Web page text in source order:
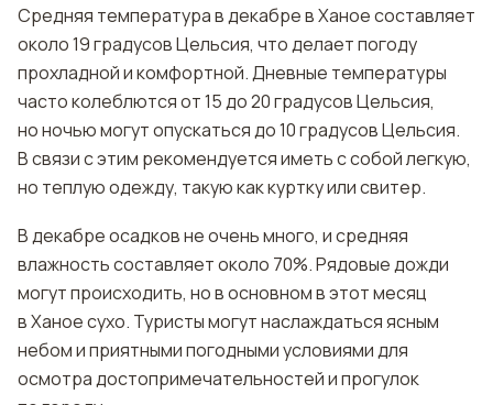
Средняя температура в декабре в Ханое составляет
около 19 градусов Цельсия, что делает погоду
прохладной и комфортной. Дневные температуры
часто колеблются от 15 до 20 градусов Цельсия,
но ночью могут опускаться до 10 градусов Цельсия.
В связи с этим рекомендуется иметь с собой легкую,
но теплую одежду, такую как куртку или свитер.
В декабре осадков не очень много, и средняя
влажность составляет около 70%. Рядовые дожди
могут происходить, но в основном в этот месяц
в Ханое сухо. Туристы могут наслаждаться ясным
небом и приятными погодными условиями для
осмотра достопримечательностей и прогулок